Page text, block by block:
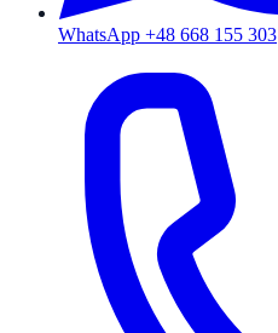
WhatsApp +48 668 155 303